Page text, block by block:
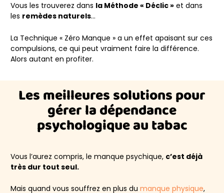
Vous les trouverez dans la Méthode « Déclic » et dans
les remèdes naturels…
La Technique « Zéro Manque » a un effet apaisant sur ces
compulsions, ce qui peut vraiment faire la différence.
Alors autant en profiter.
Les meilleures solutions pour
gérer la dépendance
psychologique au tabac
Vous l’aurez compris, le manque psychique, c’est déjà
très dur tout seul.
Mais quand vous souffrez en plus du manque physique,